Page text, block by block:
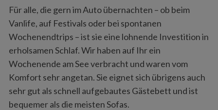
Für alle, die gern im Auto übernachten – ob beim
Vanlife, auf Festivals oder bei spontanen
Wochenendtrips – ist sie eine lohnende Investition in
erholsamen Schlaf. Wir haben auf Ihr ein
Wochenende am See verbracht und waren vom
Komfort sehr angetan. Sie eignet sich übrigens auch
sehr gut als schnell aufgebautes Gästebett und ist
bequemer als die meisten Sofas.